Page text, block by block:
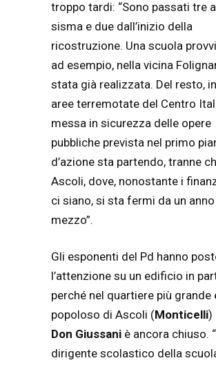
troppo tardi: “Sono passati tre
sisma e due dall’inizio della
ricostruzione. Una scuola
ad esempio, nella vicina
stata già realizzata. Del resto,
aree terremotate del Centro
messa in sicurezza delle opere
pubbliche prevista nel primo
d’azione sta partendo, tranne
Ascoli, dove, nonostante i
ci siano, si sta fermi da un
mezzo”.
Gli esponenti del Pd hanno
l’attenzione su un edificio in
perché nel quartiere più grande
popoloso di Ascoli (Monticelli)
Don Giussani è ancora chiuso.
dirigente scolastico della